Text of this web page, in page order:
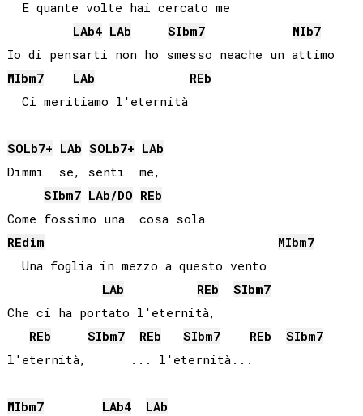
  E quante volte hai cercato me
LAb4 LAb SIbm7 MIb7
MIbm7 LAb
REb
  Ci meritiamo l'eternità
SOLb7+ LAb SOLb7+ LAb
Dimmi  se, senti  me,
SIbm7 LAb/DO REb
Come fossimo una  cosa sola
REdim MIbm7
  Una foglia in mezzo a questo vento
LAb
REb SIbm7
Che ci ha portato l'eternità,
REb
SIbm7 REb SIbm7 REb SIbm7
l'eternità,      ... l'eternità...
MIbm7 LAb4
LAb